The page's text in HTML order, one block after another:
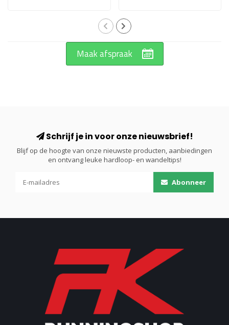
Maak afspraak
Schrijf je in voor onze nieuwsbrief!
Blijf op de hoogte van onze nieuwste producten, aanbiedingen
en ontvang leuke hardloop- en wandeltips!
Abonneer